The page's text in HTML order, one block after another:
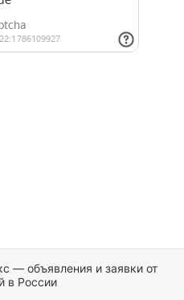
— объявления и заявки от
в России